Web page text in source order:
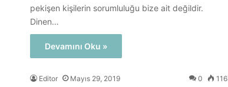
pekişen kişilerin sorumluluğu bize ait değildir.
Dinen…
Devamını Oku »
Editor Mayıs 29, 2019 0 116